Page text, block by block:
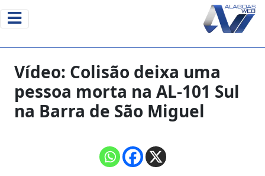
Vídeo: Colisão deixa uma
pessoa morta na AL-101 Sul
na Barra de São Miguel